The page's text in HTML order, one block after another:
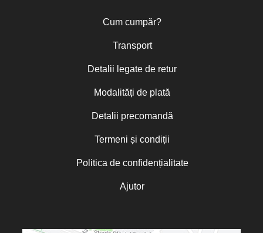
Cum cumpăr?
Transport
Detalii legate de retur
Modalități de plată
Detalii precomandă
Termeni și condiții
Politica de confidențialitate
Ajutor